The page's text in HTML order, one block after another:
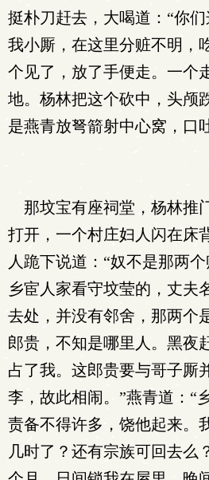
挺朴刀赶去，大喝道：“你
我小厮，在这里分赃不明，
个见了，放了手便走。一个
地。杨林把这个砍中，头颅
是燕青放弩箭射中心窝，口
那坟宝有座祠堂，杨林推
打开，一个村庄妇人闪在床
人跪下说道：“奴不是那两
乡宦人家看守坟莹的，丈夫
去处，并没有邻舍，那两个
郎贵，不知是哪里人。黑夜
占了我。这郎贵要与哥子厮
李，故此相闹。”燕青道：“
责备不得许多，饶他起来。
几时了？还有宗族可回去么